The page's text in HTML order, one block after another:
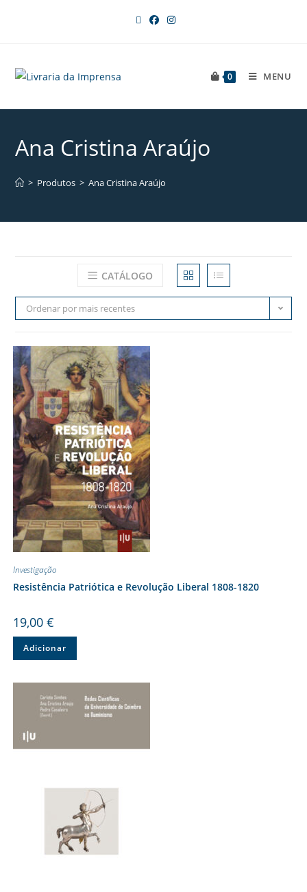
0 MENU
Ana Cristina Araújo
> Produtos > Ana Cristina Araújo
CATÁLOGO
Ordenar por mais recentes
Investigação
Resistência Patriótica e Revolução Liberal 1808-1820
19,00 €
Adicionar